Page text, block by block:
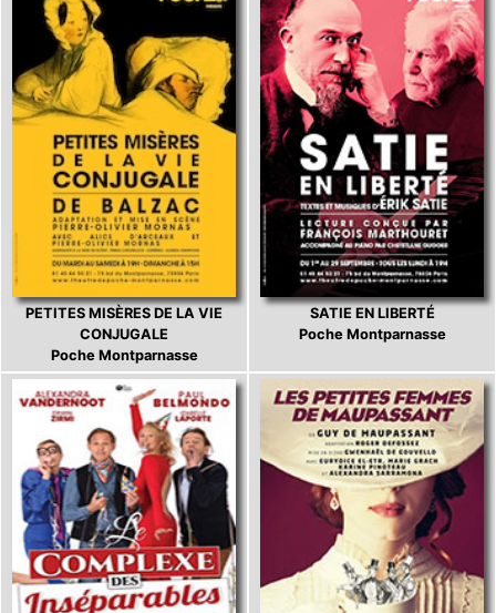
PETITES MISÈRES DE LA VIE
CONJUGALE
Poche Montparnasse
SATIE EN LIBERTÉ
Poche Montparnasse